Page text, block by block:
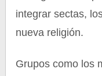
integrar sectas,
nueva religión.
Grupos como los